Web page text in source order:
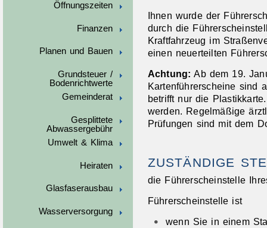
Öffnungszeiten
Finanzen
Planen und Bauen
Grundsteuer /
Bodenrichtwerte
Gemeinderat
Gesplittete
Abwassergebühr
Umwelt & Klima
Heiraten
Glasfaserausbau
Wasserversorgung
Ihnen wurde der
durch die
Kraftfahrzeug im
einen neuerteilten
Achtung: Ab dem 19.
Kartenführerscheine sind
betrifft nur die Plas
werden. Regelmäßige
Prüfungen sind mit dem
ZUSTÄNDIGE
die Führerscheinstelle
Führerscheinstelle ist
wenn Sie in einem